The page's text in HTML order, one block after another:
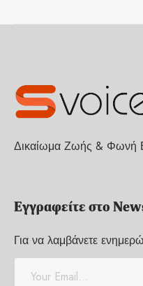
Δικαίωμα Ζωής & Φωνή
Εγγραφείτε στο
Για να λαμβάνετε